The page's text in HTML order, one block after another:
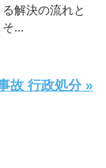
解決の流れと
...
故 行政処分 »